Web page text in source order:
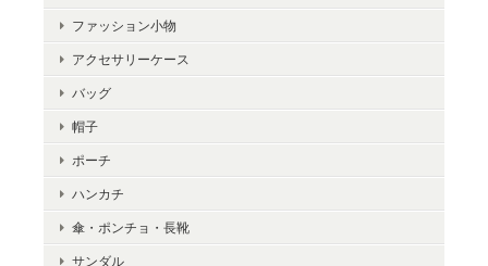
ファッション小物
アクセサリーケース
バッグ
帽子
ポーチ
ハンカチ
傘・ポンチョ・長靴
サンダル